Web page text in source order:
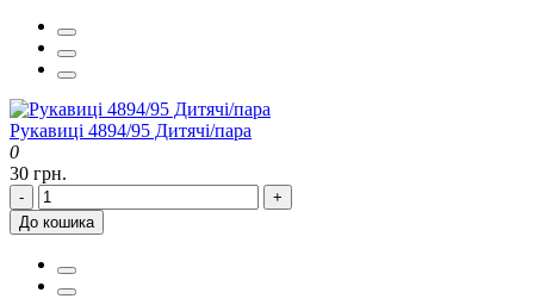
Рукавиці 4894/95 Дитячі/пара
0
30 грн.
-
+
До кошика